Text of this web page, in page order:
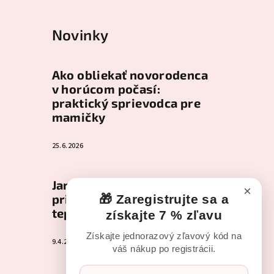
×
🎁 Zaregistrujte sa a
získajte 7 % zľavu
Získajte jednorazový zľavový kód na
váš nákup po registrácii.
Novinky
Ako obliekať novorodenca
v horúcom počasí:
praktický sprievodca pre
mamičky
25.6.2026
Jar s bábätkom: Ako
pripraviť šatník na
teplejšie dni
9.4.2026